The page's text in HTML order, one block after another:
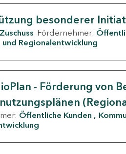
besonderer
Zuschuss Fördernehmer:
Regionalentwicklung
- Förderung von
Öffentliche Kunden